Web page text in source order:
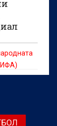
че
за